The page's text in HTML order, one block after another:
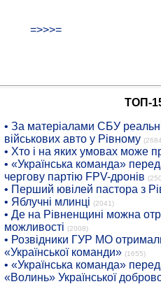
=>>>=
ТОП-
• За матеріалами СБУ
військових авто у Рівному
• Хто і на яких умовах може
• «Українська команда»
чергову партію FPV-дронів
• Перший ювілей пастора з
• Яблучні млинці (2041)
• Де на Рівненщині можна
можливості (2008)
• Розвідники ГУР МО отримали
«Української команди» (1655)
• «Українська команда»
«Волинь» Української